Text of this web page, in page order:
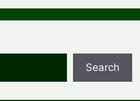
Search